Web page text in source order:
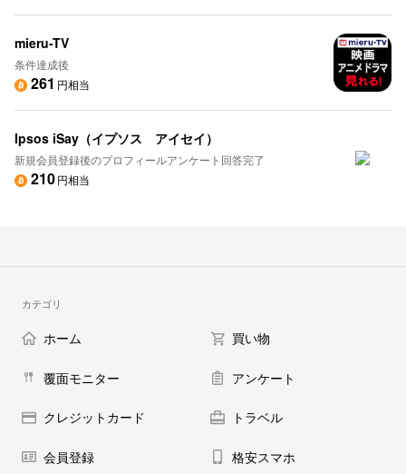
mieru-TV
条件達成後
261 円相当
Ipsos iSay（イプソス アイセイ）
新規会員登録後のプロフィールアンケート回答完了
210円相当
カテゴリ
ホーム 買い物
覆面モニター アンケート
クレジットカード トラベル
会員登録 格安スマホ